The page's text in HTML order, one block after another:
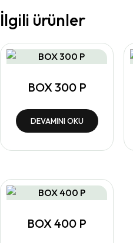
İlgili ürünler
BOX 300 P
DEVAMINI OKU
BOX 400 P